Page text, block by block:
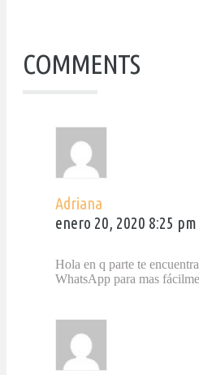
COMMENTS
Adriana
enero 20, 2020 8:25 pm
Hola en q parte te
WhatsApp para mas